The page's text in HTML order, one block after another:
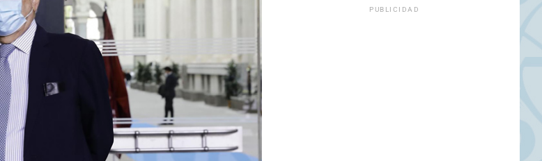
PUBLICIDAD